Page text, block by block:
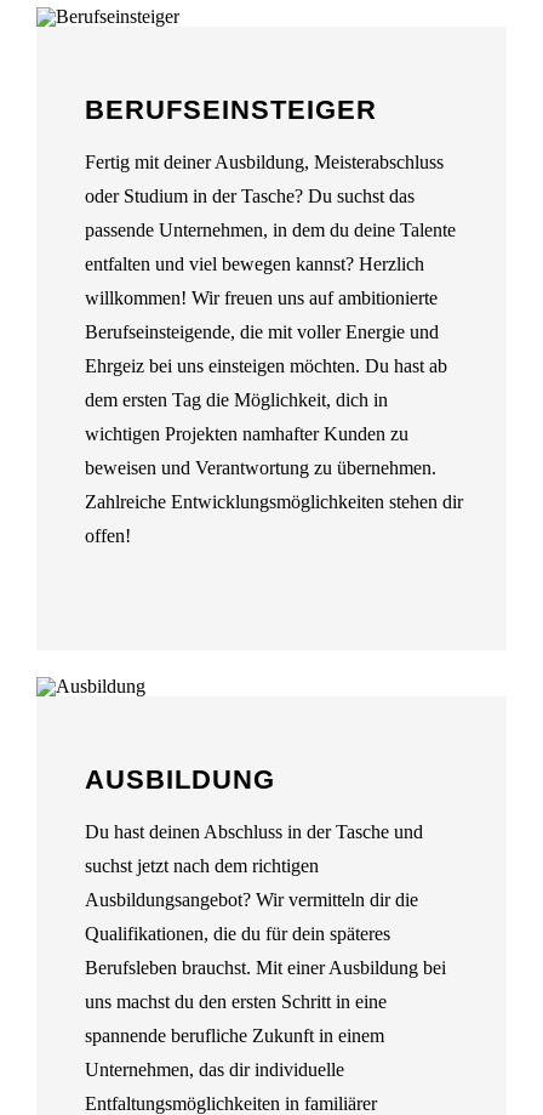
BERUFSEINSTEIGER
Fertig mit deiner Ausbildung, Meisterabschluss
oder Studium in der Tasche? Du suchst das
passende Unternehmen, in dem du deine Talente
entfalten und viel bewegen kannst? Herzlich
willkommen! Wir freuen uns auf ambitionierte
Berufseinsteigende, die mit voller Energie und
Ehrgeiz bei uns einsteigen möchten. Du hast ab
dem ersten Tag die Möglichkeit, dich in
wichtigen Projekten namhafter Kunden zu
beweisen und Verantwortung zu übernehmen.
Zahlreiche Entwicklungsmöglichkeiten stehen dir
offen!
AUSBILDUNG
Du hast deinen Abschluss in der Tasche und
suchst jetzt nach dem richtigen
Ausbildungsangebot? Wir vermitteln dir die
Qualifikationen, die du für dein späteres
Berufsleben brauchst. Mit einer Ausbildung bei
uns machst du den ersten Schritt in eine
spannende berufliche Zukunft in einem
Unternehmen, das dir individuelle
Entfaltungsmöglichkeiten in familiärer